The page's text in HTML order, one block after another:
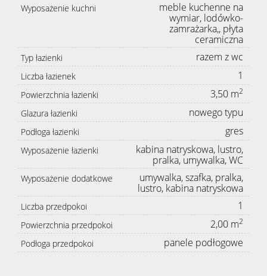
Wyposażenie kuchni
meble kuchenne na
wymiar, lodówko-
zamrażarka,, płyta
ceramiczna
Typ łazienki razem z wc
Liczba łazienek 1
Powierzchnia łazienki 3,50 m2
Glazura łazienki nowego typu
Podłoga łazienki gres
Wyposażenie łazienki
kabina natryskowa, lustro,
pralka, umywalka, WC
Wyposażenie dodatkowe
umywalka, szafka, pralka,
lustro, kabina natryskowa
Liczba przedpokoi 1
Powierzchnia przedpokoi 2,00 m2
Podłoga przedpokoi panele podłogowe